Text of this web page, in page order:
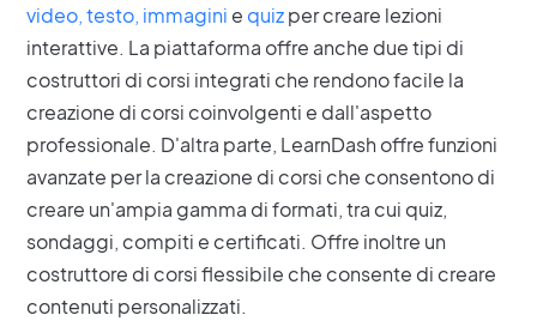
video, testo, immagini e quizper creare lezioni
interattive. La piattaforma offre anche due tipi di
costruttori di corsi integrati che rendono facile la
creazione di corsi coinvolgenti e dall'aspetto
professionale. D'altra parte, LearnDash offre funzioni
avanzate per la creazione di corsi che consentono di
creare un'ampia gamma di formati, tra cui quiz,
sondaggi, compiti e certificati. Offre inoltre un
costruttore di corsi flessibile che consente di creare
contenuti personalizzati.